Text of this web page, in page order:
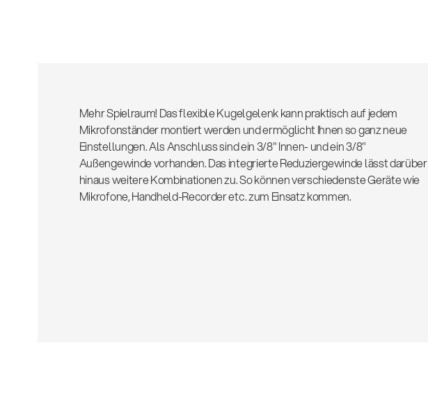
Mehr Spielraum! Das flexible Kugelgelenk kann praktisch auf jedem
Mikrofonständer montiert werden und ermöglicht Ihnen so ganz neue
Einstellungen. Als Anschluss sind ein 3/8" Innen- und ein 3/8"
Außengewinde vorhanden. Das integrierte Reduziergewinde lässt darüber
hinaus weitere Kombinationen zu. So können verschiedenste Geräte wie
Mikrofone, Handheld-Recorder etc. zum Einsatz kommen.